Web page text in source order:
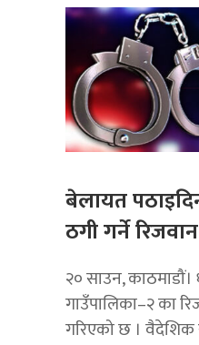
बेलायत
ठगी गर्ने
२० साउन,
गाउँपालिका–२ का
गरिएको छ । वैदेशिक